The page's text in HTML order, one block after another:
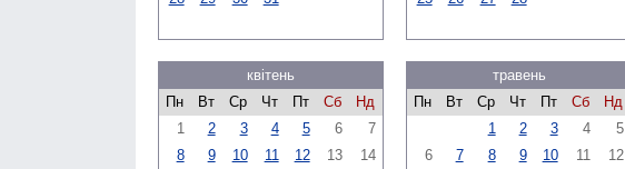
квітень
Пн
Вт Ср Чт Пт Сб
Нд
1
2 3 4 5 6
7
8
9 10 11 12 13
14
травень
Пн
Вт Ср Чт Пт Сб
Нд
1
2 3 4
5
6
7 8 9 10 11
12